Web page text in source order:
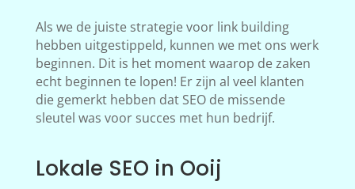
Als we de juiste strategie voor link building
hebben uitgestippeld, kunnen we met ons werk
beginnen. Dit is het moment waarop de zaken
echt beginnen te lopen! Er zijn al veel klanten
die gemerkt hebben dat SEO de missende
sleutel was voor succes met hun bedrijf.
Lokale SEO in Ooij